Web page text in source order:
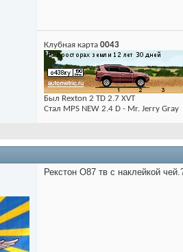
Клубная карта 0043
Был Rexton 2 TD 2.7 XVT
Стал MPS NEW 2.4 D - Mr. Jerry Gray
Рекстон О87 тв с наклейкой